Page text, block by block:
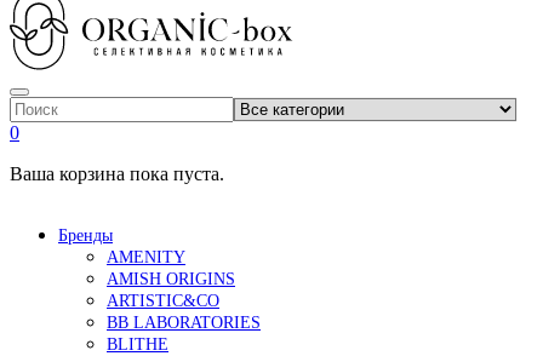
0
Ваша корзина пока пуста.
Бренды
AMENITY
AMISH ORIGINS
ARTISTIC&CO
BB LABORATORIES
BLITHE